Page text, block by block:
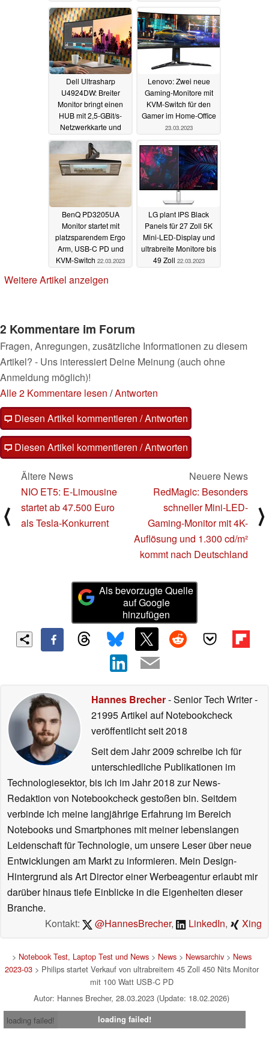
25.03.2023
Dell Ultrasharp
U4924DW: Breiter
Monitor bringt einen
HUB mit 2,5-GBit/s-
Netzwerkkarte und
23.03.2023
Lenovo: Zwei neue
Gaming-Monitore mit
KVM-Switch für den
Gamer im Home-Office
23.03.2023
BenQ PD3205UA
Monitor startet mit
platzsparendem Ergo
Arm, USB-C PD und
KVM-Switch 22.03.2023
LG plant IPS Black
Panels für 27 Zoll 5K
Mini-LED-Display und
ultrabreite Monitore bis
49 Zoll 22.03.2023
Weitere Artikel anzeigen
2 Kommentare im Forum
Fragen, Anregungen, zusätzliche Informationen zu diesem
Artikel? - Uns interessiert Deine Meinung (auch ohne
Anmeldung möglich)!
Alle 2 Kommentare lesen /Antworten
Diesen Artikel kommentieren / Antworten
Diesen Artikel kommentieren / Antworten
⟨
Ältere News
NIO ET5: E-Limousine
startet ab 47.500 Euro
als Tesla-Konkurrent
Neuere News
RedMagic: Besonders
schneller Mini-LED-
Gaming-Monitor mit 4K-
Auflösung und 1.300 cd/m²
kommt nach Deutschland
⟩
Als bevorzugte Quelle
auf Google
hinzufügen
Hannes Brecher- Senior Tech Writer-
21995 Artikel auf Notebookcheck
veröffentlichtseit 2018
Seit dem Jahr 2009 schreibe ich für
unterschiedliche Publikationen im
Technologiesektor, bis ich im Jahr 2018 zur News-
Redaktion von Notebookcheck gestoßen bin. Seitdem
verbinde ich meine langjährige Erfahrung im Bereich
Notebooks und Smartphones mit meiner lebenslangen
Leidenschaft für Technologie, um unsere Leser über neue
Entwicklungen am Markt zu informieren. Mein Design-
Hintergrund als Art Director einer Werbeagentur erlaubt mir
darüber hinaus tiefe Einblicke in die Eigenheiten dieser
Branche.
Kontakt:
@HannesBrecher, LinkedIn, Xing
> Notebook Test, Laptop Test und News> News> Newsarchiv> News
2023-03> Philips startet Verkauf von ultrabreitem 45 Zoll 450 Nits Monitor
mit 100 Watt USB-C PD
Autor: Hannes Brecher, 28.03.2023 (Update: 18.02.2026)
loading failed!
loading failed!